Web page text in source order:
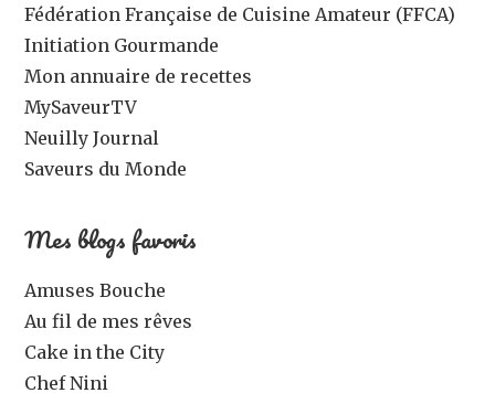
Fédération Française de Cuisine Amateur (FFCA)
Initiation Gourmande
Mon annuaire de recettes
MySaveurTV
Neuilly Journal
Saveurs du Monde
Mes blogs favoris
Amuses Bouche
Au fil de mes rêves
Cake in the City
Chef Nini